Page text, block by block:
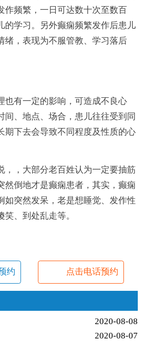
作频繁，一日可达数十次至数百
的学习。另外癫痫频繁发作后患儿
绪，表现为不服管教、学习落后
也有一定的影响，可造成不良心
间、地点、场合，患儿往往受到同
期下去会导致不同程度及性质的心
，，大部分老百姓认为一定要抽筋
然倒地才是癫痫患者，其实，癫痫
如突然发呆，老是想睡觉、发作性
、到处乱走等。
约 点击电话预约
2020-08-08
2020-08-07